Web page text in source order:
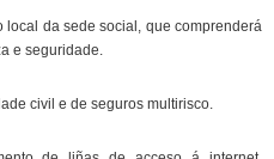
local da sede social, que comprenderá
e seguridade.
civil e de seguros multirisco.